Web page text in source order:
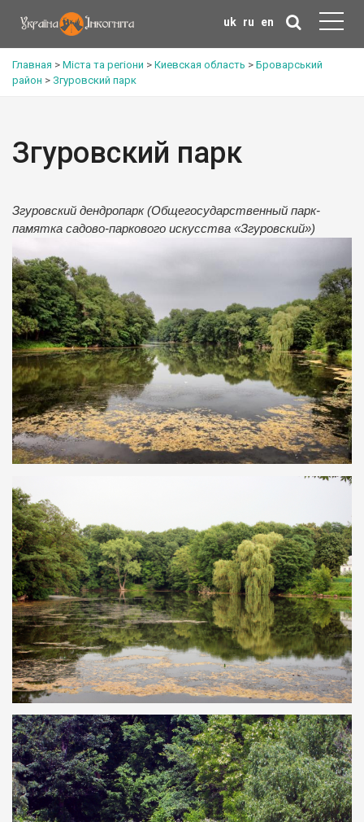
uk ru en
Главная > Міста та регіони > Киевская область > Броварський
район > Згуровский парк
Згуровский парк
Згуровский дендропарк (Общегосударственный парк-
памятка садово-паркового искусства «Згуровский»)